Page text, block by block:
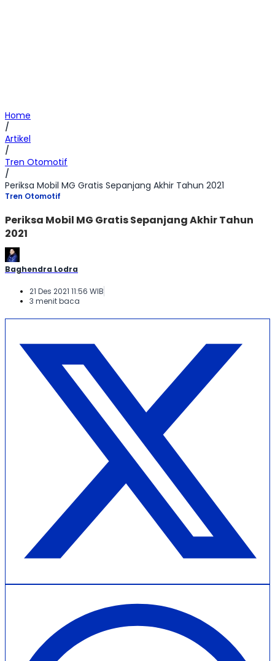
Home
/
Artikel
/
Tren Otomotif
/
Periksa Mobil MG Gratis Sepanjang Akhir Tahun 2021
Tren Otomotif
Periksa Mobil MG Gratis Sepanjang Akhir Tahun
2021
Baghendra Lodra
21 Des 2021 11:56 WIB
3 menit baca